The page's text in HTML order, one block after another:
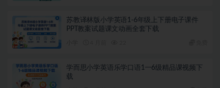
苏教译林版小学英语1-6年级上下册电子课件
PPT教案试题课文动画全套下载
学而思小学英语乐学口语1一6级精品课视频下
载